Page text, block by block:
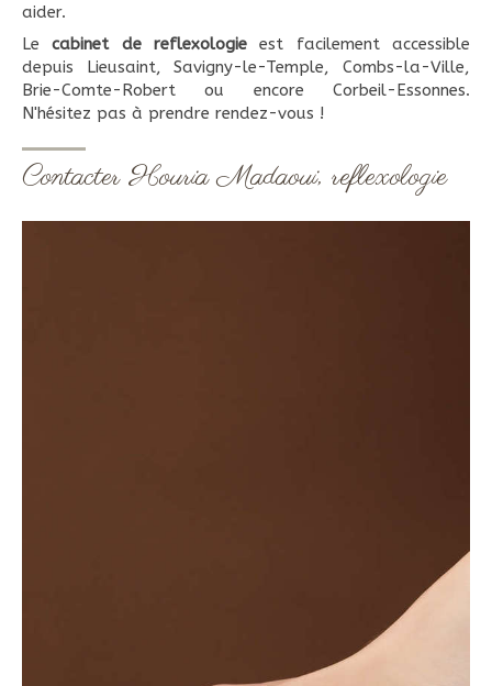
aider.
Lecabinet de reflexologie est facilement accessible
depuis Lieusaint, Savigny-le-Temple, Combs-la-Ville,
Brie-Comte-Robert ou encore Corbeil-Essonnes.
N'hésitez pas à prendre rendez-vous !
Contacter Houria Madaoui, reflexologie